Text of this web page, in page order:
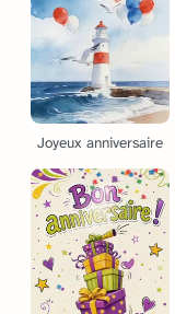
Joyeux anniversaire